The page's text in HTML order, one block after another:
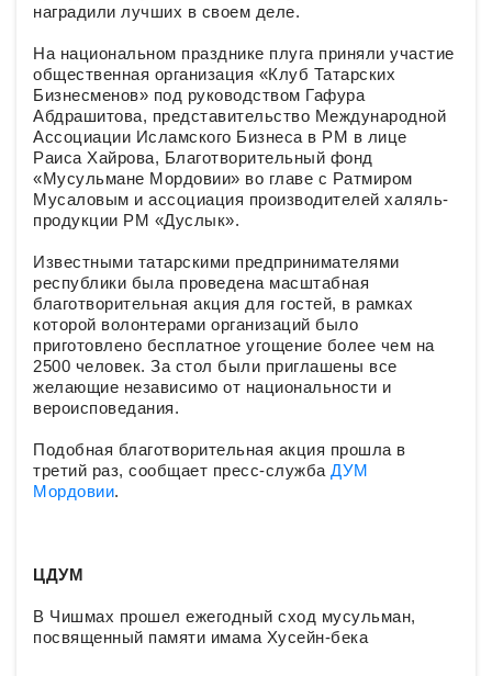
наградили лучших в своем деле.
На национальном празднике плуга приняли участие
общественная организация «Клуб Татарских
Бизнесменов» под руководством Гафура
Абдрашитова, представительство Международной
Ассоциации Исламского Бизнеса в РМ в лице
Раиса Хайрова, Благотворительный фонд
«Мусульмане Мордовии» во главе с Ратмиром
Мусаловым и ассоциация производителей халяль-
продукции РМ «Дуслык».
Известными татарскими предпринимателями
республики была проведена масштабная
благотворительная акция для гостей, в рамках
которой волонтерами организаций было
приготовлено бесплатное угощение более чем на
2500 человек. За стол были приглашены все
желающие независимо от национальности и
вероисповедания.
Подобная благотворительная акция прошла в
третий раз, сообщает пресс-служба ДУМ
Мордовии.
ЦДУМ
В Чишмах прошел ежегодный сход мусульман,
посвященный памяти имама Хусейн-бека